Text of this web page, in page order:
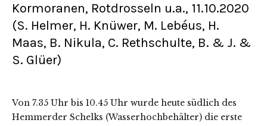
Kormoranen, Rotdrosseln u.a., 11.10.2020
(S. Helmer, H. Knüwer, M. Lebéus, H.
Maas, B. Nikula, C. Rethschulte, B. & J. &
S. Glüer)
Von 7.35 Uhr bis 10.45 Uhr wurde heute südlich des
Hemmerder Schelks (Wasserhochbehälter) die erste